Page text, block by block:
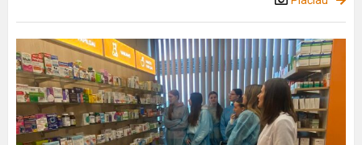
Projektas
„Kokybės
krepšelis“